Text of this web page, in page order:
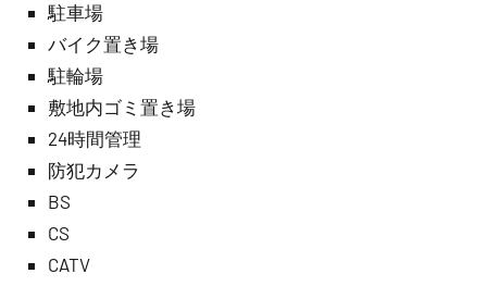
駐車場
バイク置き場
駐輪場
敷地内ゴミ置き場
24時間管理
防犯カメラ
BS
CS
CATV